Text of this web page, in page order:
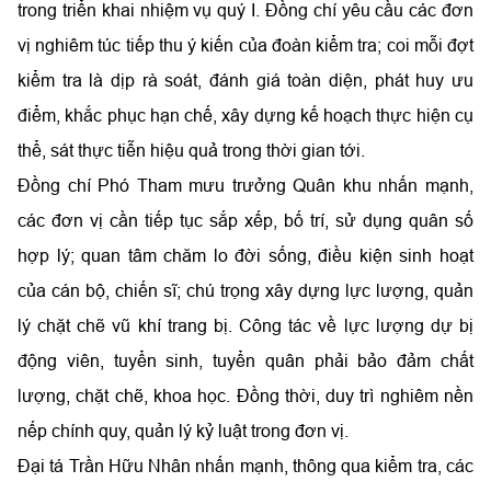
trong triển khai nhiệm vụ quý I. Đồng chí yêu cầu các đơn
vị nghiêm túc tiếp thu ý kiến của đoàn kiểm tra; coi mỗi đợt
kiểm tra là dịp rà soát, đánh giá toàn diện, phát huy ưu
điểm, khắc phục hạn chế, xây dựng kế hoạch thực hiện cụ
thể, sát thực tiễn hiệu quả trong thời gian tới.
Đồng chí Phó Tham mưu trưởng Quân khu nhấn mạnh,
các đơn vị cần tiếp tục sắp xếp, bố trí, sử dụng quân số
hợp lý; quan tâm chăm lo đời sống, điều kiện sinh hoạt
của cán bộ, chiến sĩ; chú trọng xây dựng lực lượng, quản
lý chặt chẽ vũ khí trang bị. Công tác về lực lượng dự bị
động viên, tuyển sinh, tuyển quân phải bảo đảm chất
lượng, chặt chẽ, khoa học. Đồng thời, duy trì nghiêm nền
nếp chính quy, quản lý kỷ luật trong đơn vị.
Đại tá Trần Hữu Nhân nhấn mạnh, thông qua kiểm tra, các